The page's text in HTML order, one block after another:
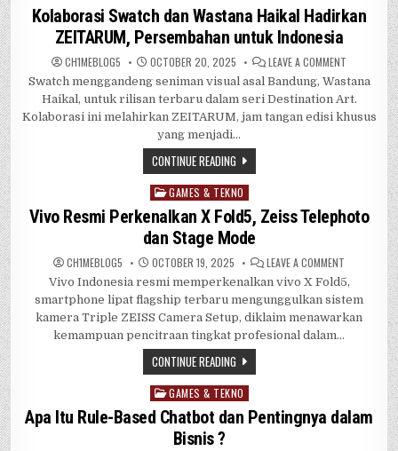
in
Kolaborasi Swatch dan Wastana Haikal Hadirkan
ZEITARUM, Persembahan untuk Indonesia
CH1MEBL0G5 OCTOBER 20, 2025 LEAVE A COMMENT
SWATCH
DAN
WASTANA
HAIKAL
HADIRKAN
ZEITARUM,
INDONESIA
Swatch menggandeng seniman visual asal Bandung, Wastana
Haikal, untuk rilisan terbaru dalam seri Destination Art.
Kolaborasi ini melahirkan ZEITARUM, jam tangan edisi khusus
yang menjadi…
CONTINUE READING
Posted
in
GAMES & TEKNO
Vivo Resmi Perkenalkan X Fold5, Zeiss Telephoto
dan Stage Mode
CH1MEBL0G5 OCTOBER 19, 2025 LEAVE A COMMENT
RESMI
X
FOLD5,
ZEISS
TELEPHOTO
Vivo Indonesia resmi memperkenalkan vivo X Fold5,
smartphone lipat flagship terbaru mengunggulkan sistem
kamera Triple ZEISS Camera Setup, diklaim menawarkan
kemampuan pencitraan tingkat profesional dalam…
CONTINUE READING
Posted
in
GAMES & TEKNO
Apa Itu Rule-Based Chatbot dan Pentingnya dalam
Bisnis ?